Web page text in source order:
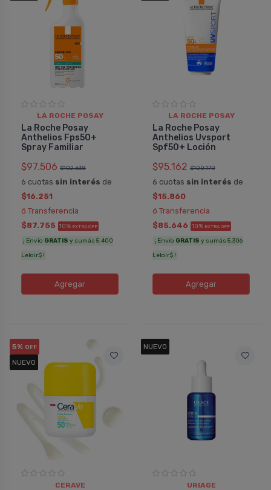
LA ROCHE POSAY
La Roche Posay
Anthelios Fps50+
Spray Familiar
$97.506 $102.638
6 cuotas sin interés de
$16.251
ó Transferencia
$87.755 10% EXTRA OFF
¡ Envío GRATIS y sumás 5.400
Leloir$ !
Agregar
LA ROCHE POSAY
La Roche Posay
Anthelios Uvsport
Spf50+ Loción
$95.162 $100.170
6 cuotas sin interés de
$15.860
ó Transferencia
$85.646 10% EXTRA OFF
¡ Envío GRATIS y sumás 5.306
Leloir$ !
Agregar
5% OFF
NUEVO
CERAVE
NUEVO
URIAGE